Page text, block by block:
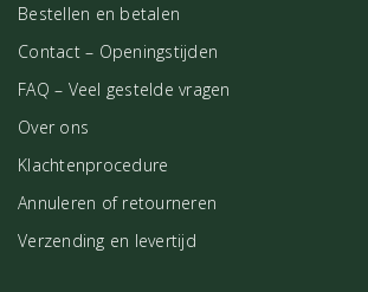
Bestellen en betalen
Contact – Openingstijden
FAQ – Veel gestelde vragen
Over ons
Klachtenprocedure
Annuleren of retourneren
Verzending en levertijd